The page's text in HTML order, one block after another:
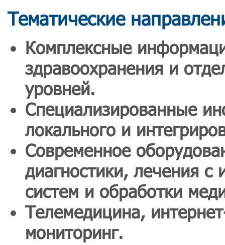
Тематические
Комплексные
здравоохранения и
уровней.
Специализированные
локального и
Современное
диагностики, лечения
систем и обработки
Телемедицина,
мониторинг.